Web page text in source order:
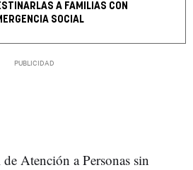
A FAMILIAS CON
SOCIAL
Atención a Personas sin